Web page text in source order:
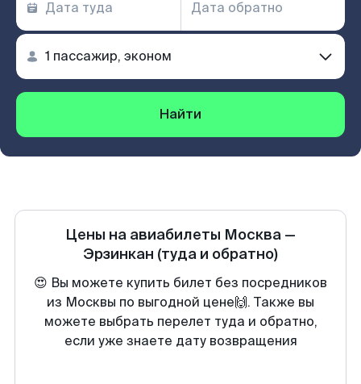
Найти
Цены на авиабилеты Москва —
Эрзинкан (туда и обратно)
😍 Вы можете купить билет без посредников
из Москвы по выгодной цене🙌. Также вы
можете выбрать перелет туда и обратно,
если уже знаете дату возвращения